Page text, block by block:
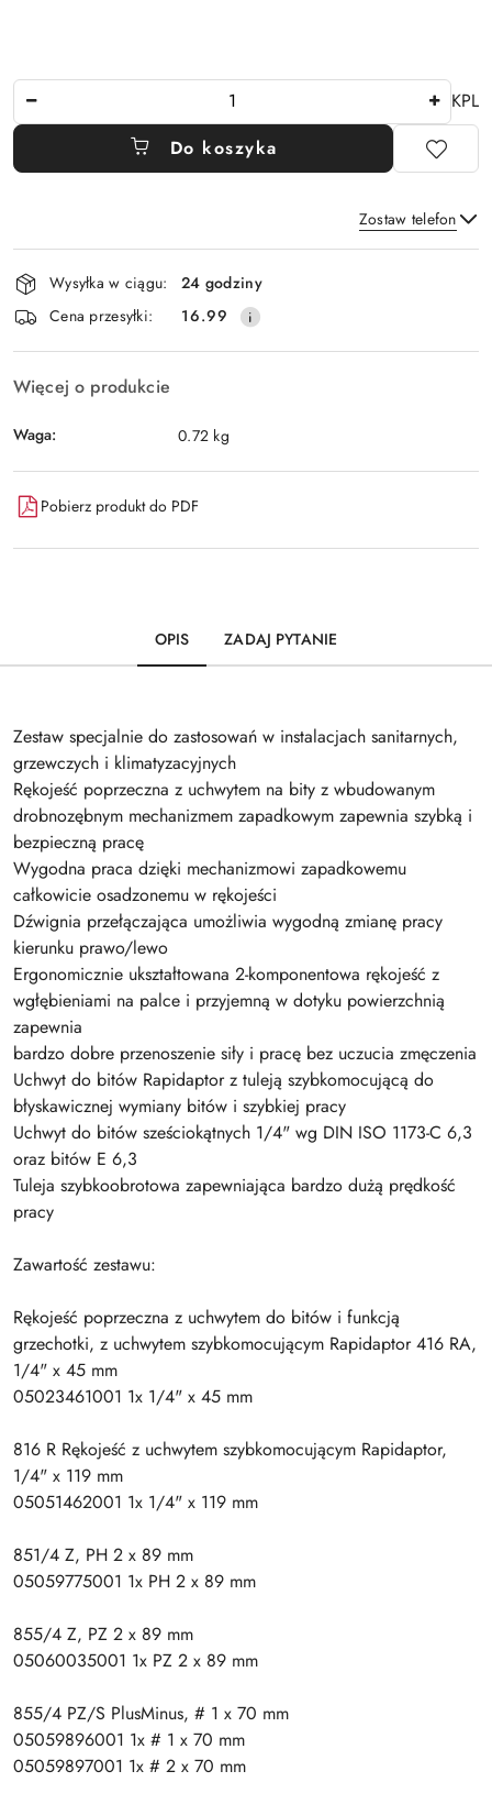
KPL
Do koszyka
Zostaw telefon
Wyślij
Dostępność
i
dostawa
Wysyłka w ciągu:
24 godziny
Cena przesyłki:
16.99
Więcej o produkcie
Waga: 0.72 kg
Pobierz produkt do PDF
OPIS ZADAJ PYTANIE
Zestaw specjalnie do zastosowań w instalacjach sanitarnych,
grzewczych i klimatyzacyjnych
Rękojeść poprzeczna z uchwytem na bity z wbudowanym
drobnozębnym mechanizmem zapadkowym zapewnia szybką i
bezpieczną pracę
Wygodna praca dzięki mechanizmowi zapadkowemu
całkowicie osadzonemu w rękojeści
Dźwignia przełączająca umożliwia wygodną zmianę pracy
kierunku prawo/lewo
Ergonomicznie ukształtowana 2-komponentowa rękojeść z
wgłębieniami na palce i przyjemną w dotyku powierzchnią
zapewnia
bardzo dobre przenoszenie siły i pracę bez uczucia zmęczenia
Uchwyt do bitów Rapidaptor z tuleją szybkomocującą do
błyskawicznej wymiany bitów i szybkiej pracy
Uchwyt do bitów sześciokątnych 1/4" wg DIN ISO 1173-C 6,3
oraz bitów E 6,3
Tuleja szybkoobrotowa zapewniająca bardzo dużą prędkość
pracy
Zawartość zestawu:
Rękojeść poprzeczna z uchwytem do bitów i funkcją
grzechotki, z uchwytem szybkomocującym Rapidaptor 416 RA,
1/4" x 45 mm
05023461001 1x 1/4" x 45 mm
816 R Rękojeść z uchwytem szybkomocującym Rapidaptor,
1/4" x 119 mm
05051462001 1x 1/4" x 119 mm
851/4 Z, PH 2 x 89 mm
05059775001 1x PH 2 x 89 mm
855/4 Z, PZ 2 x 89 mm
05060035001 1x PZ 2 x 89 mm
855/4 PZ/S PlusMinus, # 1 x 70 mm
05059896001 1x # 1 x 70 mm
05059897001 1x # 2 x 70 mm